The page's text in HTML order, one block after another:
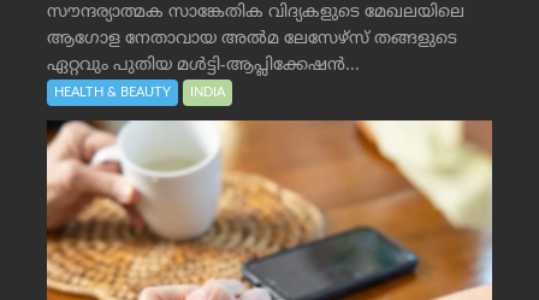
സൗന്ദര്യാത്മക സാങ്കേതിക വിദ്യകളുടെ മേഖലയിലെ
ആഗോള നേതാവായ അൽമ ലേസേഴ്സ് തങ്ങളുടെ
ഏറ്റവും പുതിയ മൾട്ടി-ആപ്ലിക്കേഷൻ...
HEALTH & BEAUTY INDIA